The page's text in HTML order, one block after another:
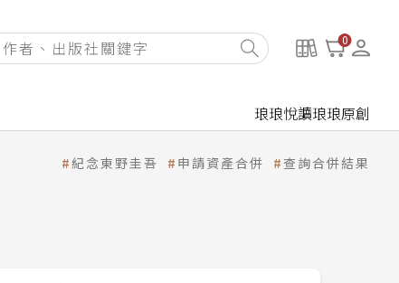
0
琅琅悅讀琅琅原創
紀念東野圭吾 申請資產合併 查詢合併結果